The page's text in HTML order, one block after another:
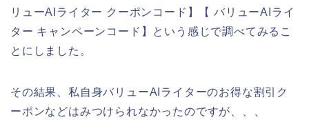
リューAIライター クーポンコード】【 バリューAIライ
ター キャンペーンコード】という感じで調べてみるこ
とにしました。
その結果、私自身バリューAIライターのお得な割引ク
ーポンなどはみつけられなかったのですが、、、